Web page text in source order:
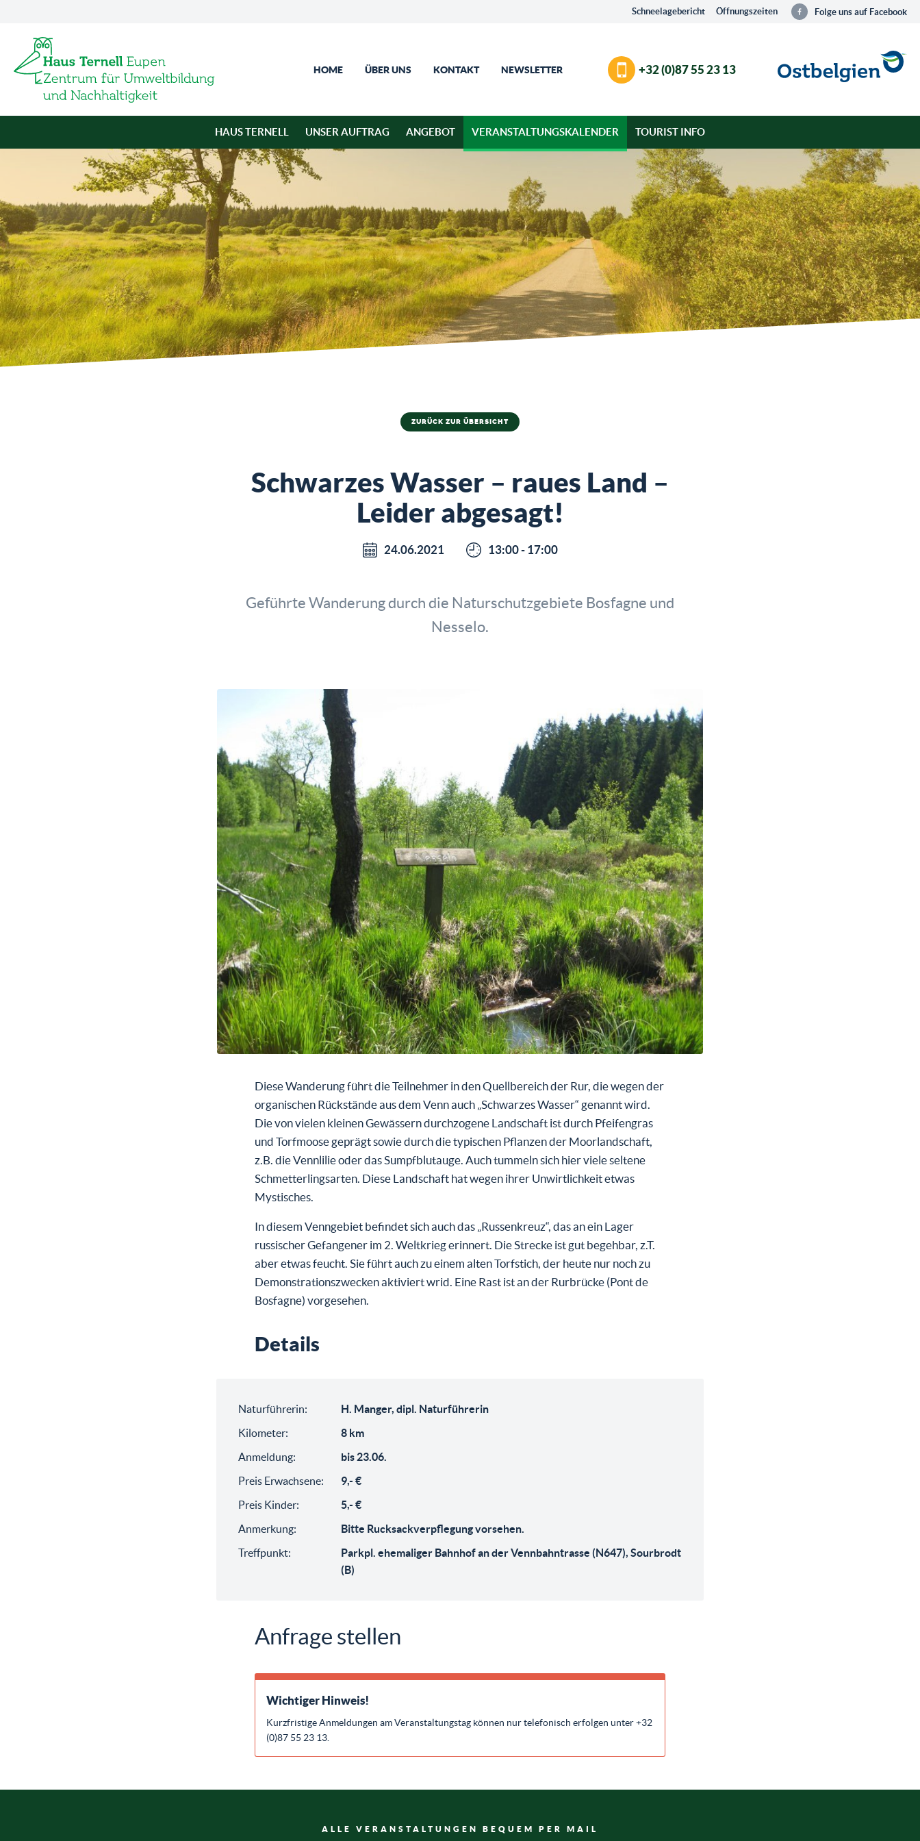
Schneelagebericht Öffnungszeiten Folge uns auf Facebook
HOME ÜBER UNS KONTAKT NEWSLETTER +32 (0)87 55 23 13
HAUS TERNELL UNSER AUFTRAG ANGEBOT VERANSTALTUNGSKALENDER TOURIST INFO
ZURÜCK ZUR ÜBERSICHT
Schwarzes Wasser – raues Land –
Leider abgesagt!
24.06.2021 13:00 - 17:00
Geführte Wanderung durch die Naturschutzgebiete Bosfagne und
Nesselo.
Diese Wanderung führt die Teilnehmer in den Quellbereich der Rur, die wegen der
organischen Rückstände aus dem Venn auch „Schwarzes Wasser“ genannt wird.
Die von vielen kleinen Gewässern durchzogene Landschaft ist durch Pfeifengras
und Torfmoose geprägt sowie durch die typischen Pflanzen der Moorlandschaft,
z.B. die Vennlilie oder das Sumpfblutauge. Auch tummeln sich hier viele seltene
Schmetterlingsarten. Diese Landschaft hat wegen ihrer Unwirtlichkeit etwas
Mystisches.
In diesem Venngebiet befindet sich auch das „Russenkreuz“, das an ein Lager
russischer Gefangener im 2. Weltkrieg erinnert. Die Strecke ist gut begehbar, z.T.
aber etwas feucht. Sie führt auch zu einem alten Torfstich, der heute nur noch zu
Demonstrationszwecken aktiviert wrid. Eine Rast ist an der Rurbrücke (Pont de
Bosfagne) vorgesehen.
Details
Naturführerin:
H. Manger, dipl. Naturführerin
Kilometer:
8 km
Anmeldung:
bis 23.06.
Preis Erwachsene:
9,- €
Preis Kinder:
5,- €
Anmerkung:
Bitte Rucksackverpflegung vorsehen.
Treffpunkt:
Parkpl. ehemaliger Bahnhof an der Vennbahntrasse (N647), Sourbrodt
(B)
Anfrage stellen
Wichtiger Hinweis!
Kurzfristige Anmeldungen am Veranstaltungstag können nur telefonisch erfolgen unter +32
(0)87 55 23 13.
ALLE VERANSTALTUNGEN BEQUEM PER MAIL